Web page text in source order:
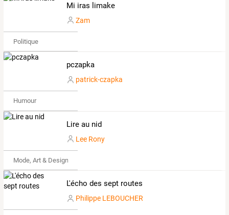
Mi iras limake
Zam
Politique
pczapka
patrick-czapka
Humour
Lire au nid
Lee Rony
Mode, Art & Design
L'écho des sept routes
Philippe LEBOUCHER